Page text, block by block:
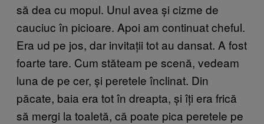
să dea cu mopul. Unul avea și cizme de
cauciuc în picioare. Apoi am continuat cheful.
Era ud pe jos, dar invitații tot au dansat. A fost
foarte tare. Cum stăteam pe scenă, vedeam
luna de pe cer, și peretele înclinat. Din
păcate, baia era tot în dreapta, și îți era frică
să mergi la toaletă, că poate pica peretele pe